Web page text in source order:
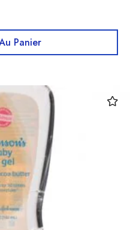
Panier